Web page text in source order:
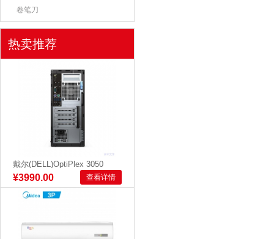
卷笔刀
热卖推荐
戴尔(DELL)OptiPlex 3050
Tower 0031...
¥3990.00 查看详情